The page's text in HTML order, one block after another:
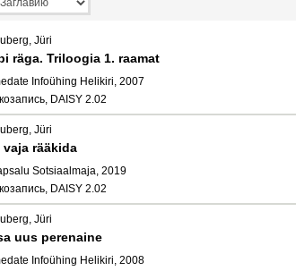
Jüri
räga. Triloogia 1. raamat
Infoühing Helikiri, 2007
DAISY 2.02
Jüri
vaja rääkida
Sotsiaalmaja, 2019
DAISY 2.02
Jüri
uus perenaine
Infoühing Helikiri, 2008